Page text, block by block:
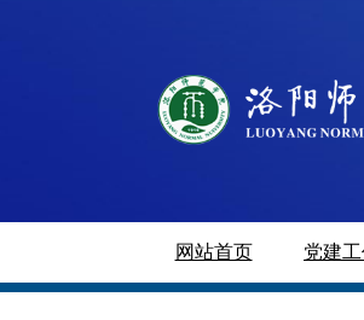
网站首页 党建